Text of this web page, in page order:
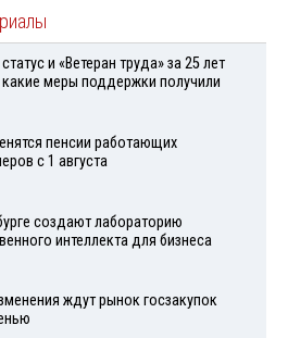
и «Ветеран труда» за 25 лет
меры поддержки получили
пенсии работающих
с 1 августа
создают лабораторию
интеллекта для бизнеса
ждут рынок госзакупок